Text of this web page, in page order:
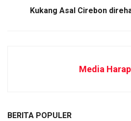
Kukang Asal Cirebon
Media
BERITA POPULER